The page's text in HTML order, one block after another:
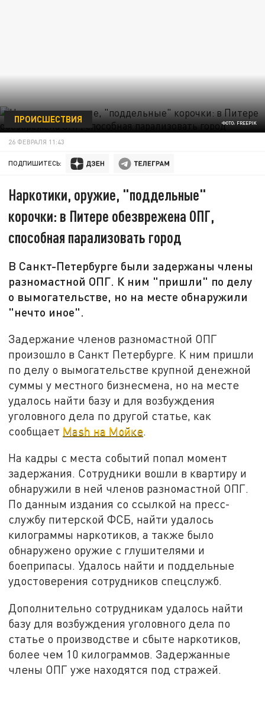
ФОТО: FREEPIK
ПРОИСШЕСТВИЯ
26 ФЕВРАЛЯ 11:43
ПОДПИШИТЕСЬ:
Наркотики, оружие, "поддельные"
корочки: в Питере обезврежена ОПГ,
способная парализовать город
В Санкт-Петербурге были задержаны члены
разномастной ОПГ. К ним "пришли" по делу
о вымогательстве, но на месте обнаружили
"нечто иное".
Задержание членов разномастной ОПГ
произошло в Санкт Петербурге. К ним пришли
по делу о вымогательстве крупной денежной
суммы у местного бизнесмена, но на месте
удалось найти базу и для возбуждения
уголовного дела по другой статье, как
сообщает Mash на Мойке.
На кадры с места событий попал момент
задержания. Сотрудники вошли в квартиру и
обнаружили в ней членов разномастной ОПГ.
По данным издания со ссылкой на пресс-
службу питерской ФСБ, найти удалось
килограммы наркотиков, а также было
обнаружено оружие с глушителями и
боеприпасы. Удалось найти и поддельные
удостоверения сотрудников спецслужб.
Дополнительно сотрудникам удалось найти
базу для возбуждения уголовного дела по
статье о производстве и сбыте наркотиков,
более чем 10 килограммов. Задержанные
члены ОПГ уже находятся под стражей.